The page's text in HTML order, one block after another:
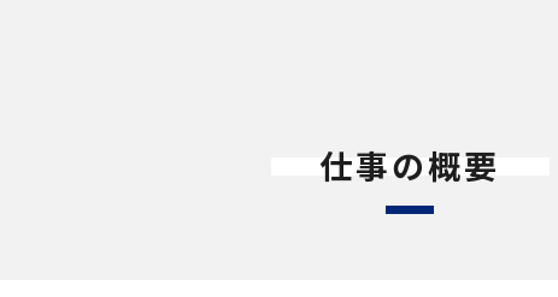
仕事の概要